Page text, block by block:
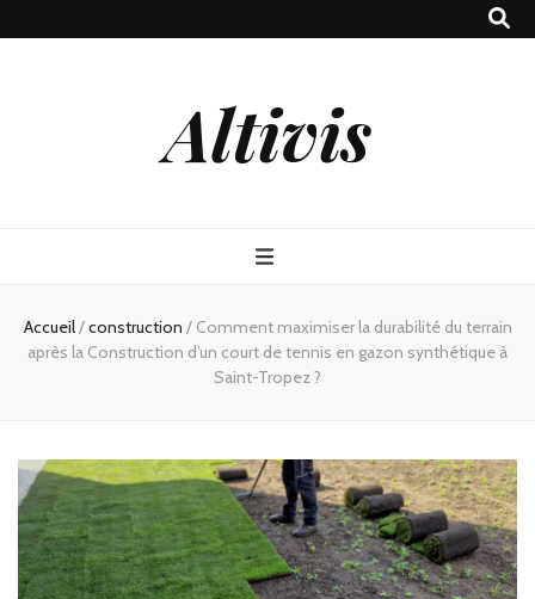
Altivis
Accueil/construction / Comment maximiser la durabilité du terrain
après la Construction d’un court de tennis en gazon synthétique à
Saint-Tropez ?